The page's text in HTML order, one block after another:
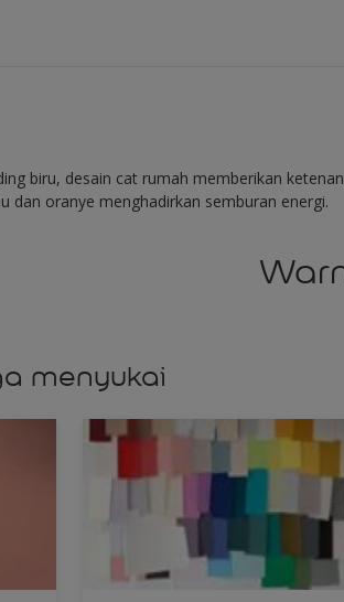
biru, desain cat rumah memberikan
dan oranye menghadirkan semburan energi.
menyukai